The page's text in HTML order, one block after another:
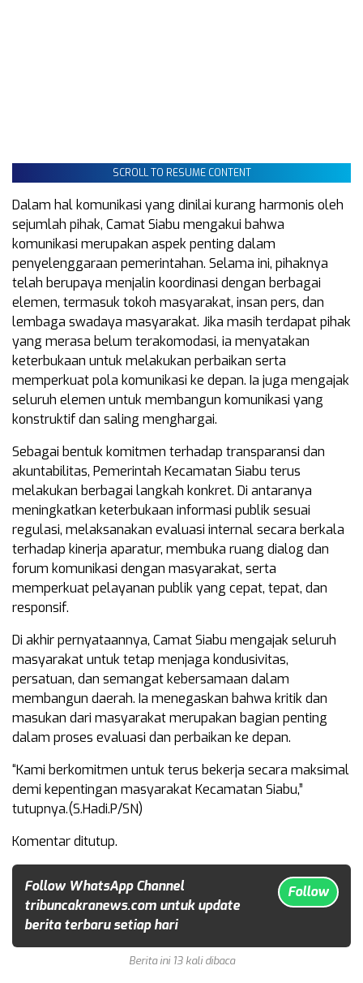
SCROLL TO RESUME CONTENT
Dalam hal komunikasi yang dinilai kurang harmonis oleh
sejumlah pihak, Camat Siabu mengakui bahwa
komunikasi merupakan aspek penting dalam
penyelenggaraan pemerintahan. Selama ini, pihaknya
telah berupaya menjalin koordinasi dengan berbagai
elemen, termasuk tokoh masyarakat, insan pers, dan
lembaga swadaya masyarakat. Jika masih terdapat pihak
yang merasa belum terakomodasi, ia menyatakan
keterbukaan untuk melakukan perbaikan serta
memperkuat pola komunikasi ke depan. Ia juga mengajak
seluruh elemen untuk membangun komunikasi yang
konstruktif dan saling menghargai.
Sebagai bentuk komitmen terhadap transparansi dan
akuntabilitas, Pemerintah Kecamatan Siabu terus
melakukan berbagai langkah konkret. Di antaranya
meningkatkan keterbukaan informasi publik sesuai
regulasi, melaksanakan evaluasi internal secara berkala
terhadap kinerja aparatur, membuka ruang dialog dan
forum komunikasi dengan masyarakat, serta
memperkuat pelayanan publik yang cepat, tepat, dan
responsif.
Di akhir pernyataannya, Camat Siabu mengajak seluruh
masyarakat untuk tetap menjaga kondusivitas,
persatuan, dan semangat kebersamaan dalam
membangun daerah. Ia menegaskan bahwa kritik dan
masukan dari masyarakat merupakan bagian penting
dalam proses evaluasi dan perbaikan ke depan.
“Kami berkomitmen untuk terus bekerja secara maksimal
demi kepentingan masyarakat Kecamatan Siabu,”
tutupnya.(S.Hadi.P/SN)
Komentar ditutup.
Follow WhatsApp Channel
tribuncakranews.com untuk update
berita terbaru setiap hari
Follow
Berita ini 13 kali dibaca